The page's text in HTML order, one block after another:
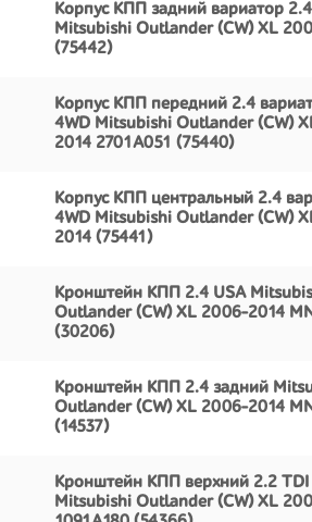
Корпус КПП задний вариатор
Mitsubishi Outlander (CW) XL
(75442)
Корпус КПП передний 2.4
4WD Mitsubishi Outlander (CW)
2014 2701A051 (75440)
Корпус КПП центральный 2.4
4WD Mitsubishi Outlander (CW)
2014 (75441)
Кронштейн КПП 2.4 USA
Outlander (CW) XL 2006-2014
(30206)
Кронштейн КПП 2.4 задний
Outlander (CW) XL 2006-2014
(14537)
Кронштейн КПП верхний 2.2 TDI
Mitsubishi Outlander (CW) XL